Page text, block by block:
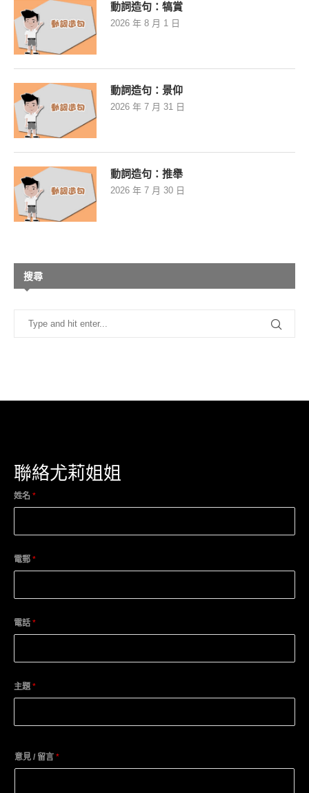
動詞造句：犒賞
2026 年 8 月 1 日
動詞造句：景仰
2026 年 7 月 31 日
動詞造句：推舉
2026 年 7 月 30 日
搜尋
聯絡尤莉姐姐
姓名 *
電郵 *
電話 *
主題 *
意見 / 留言 *